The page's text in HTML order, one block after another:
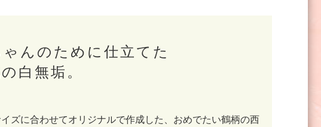
ゃんのために仕立てた
白無垢。
イズに合わせてオリジナルで作成した、おめでたい鶴柄の⻄